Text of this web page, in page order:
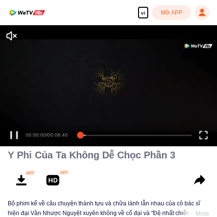
vi Mở APP
Tận hưởng những bộ phim truyền hình HD mượt mà
00:00:00/00:08:40
Y Phi Của Ta Không Dễ Chọc Phần 3
Bộ phim kể về câu chuyện thành tựu và chữa lành lẫn nhau của cô bác sĩ
hiện đại Vân Nhược Nguyệt xuyên không về cổ đại và "Đệ nhất chiến thần"
More